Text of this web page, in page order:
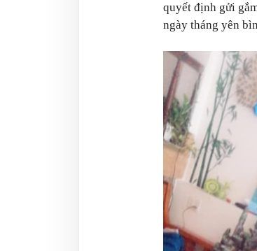
quyết định gửi
ngày tháng yên